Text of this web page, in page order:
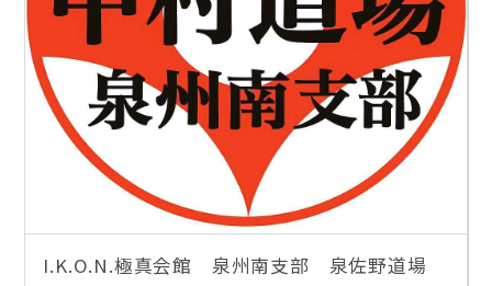
I.K.O.N.極真会館 泉州南支部 泉佐野道場